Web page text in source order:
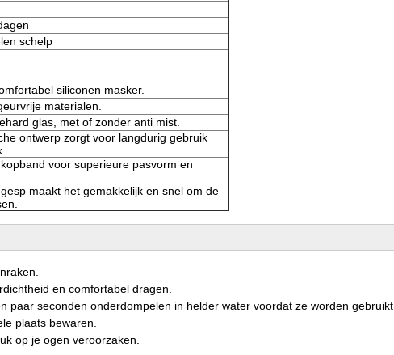
schelp
siliconen masker.
materialen.
glas, met of zonder anti mist.
ontwerp zorgt voor langdurig gebruik
voor superieure pasvorm en
maakt het gemakkelijk en snel om de
en comfortabel dragen.
seconden onderdompelen in helder water voordat ze worden gebruikt.
plaats bewaren.
op je ogen veroorzaken.